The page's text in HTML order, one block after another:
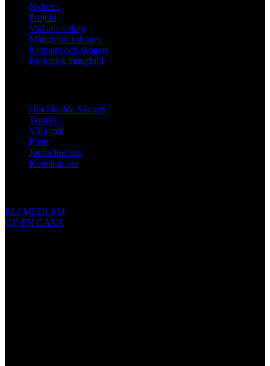
Nyheter
Projekt
Vad är en skog
Mångbruk i skogen
Klimatet och skogen
Biologisk mångfald
Om Skydda Skogen
Teamet
Våra mål
Press
Jobba hos oss
Kontakta oss
BLI MEDLEM
GE EN GÅVA